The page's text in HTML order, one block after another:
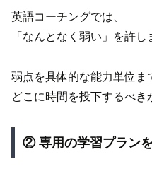
英語コーチングでは、
「なんとなく弱い」を許し
弱点を具体的な能力単位ま
どこに時間を投下するべき
② 専用の学習プラン